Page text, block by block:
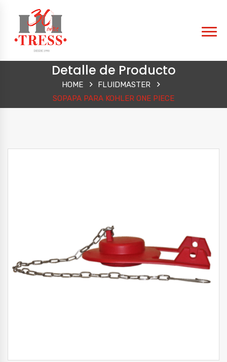
Detalle de Producto
HOME
FLUIDMASTER
SOPAPA PARA KOHLER ONE PIECE